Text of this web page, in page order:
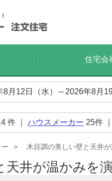
住宅会
月12日（水）～2026年8月
件 ｜ ハウスメーカー 25件
木目調の美しい壁と天井
天井が温かみを